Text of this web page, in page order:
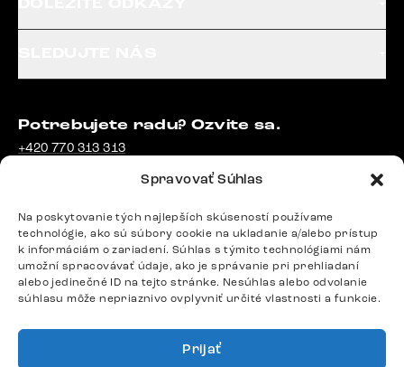
Spravovať Súhlas
Na poskytovanie tých najlepších skúseností používame
technológie, ako sú súbory cookie na ukladanie a/alebo prístup
k informáciám o zariadení. Súhlas s týmito technológiami nám
umožní spracovávať údaje, ako je správanie pri prehliadaní
alebo jedinečné ID na tejto stránke. Nesúhlas alebo odvolanie
súhlasu môže nepriaznivo ovplyvniť určité vlastnosti a funkcie.
Prijať
Potrebujete radu? Ozvite sa.
+420 770 313 313
podpora@delife-shop.sk
Google recenzie
4,8